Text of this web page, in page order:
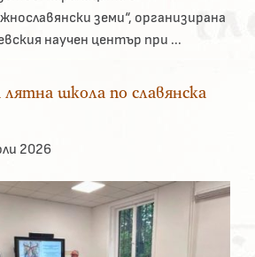
земи“, организирана
научен център при ...
школа по славянска
2026